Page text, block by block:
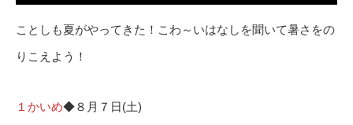
ことしも夏がやってきた！こわ～いはなしを聞いて暑さをの
りこえよう！
１かいめ◆８月７日(土)